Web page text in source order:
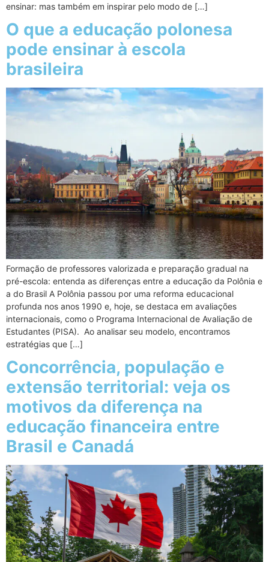
ensinar: mas também em inspirar pelo modo de […]
O que a educação polonesa
pode ensinar à escola
brasileira
Formação de professores valorizada e preparação gradual na
pré-escola: entenda as diferenças entre a educação da Polônia e
a do Brasil A Polônia passou por uma reforma educacional
profunda nos anos 1990 e, hoje, se destaca em avaliações
internacionais, como o Programa Internacional de Avaliação de
Estudantes (PISA). Ao analisar seu modelo, encontramos
estratégias que […]
Concorrência, população e
extensão territorial: veja os
motivos da diferença na
educação financeira entre
Brasil e Canadá